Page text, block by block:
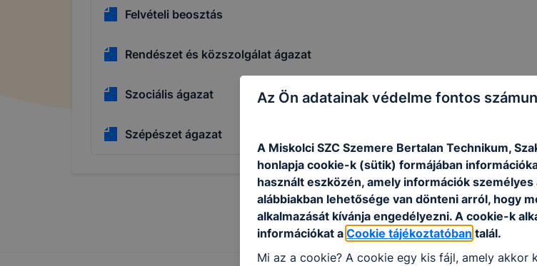
Felvételi beosztás
Rendészet és közszolgálat ágazat
Szociális ágazat
Szépészet ágazat
Az Ön adatainak védelme fontos
A Miskolci SZC Szemere Bertalan Technikum,
honlapja cookie-k (sütik) formájában
használt eszközén, amely információk
alábbiakban lehetősége van dönteni arról, hogy
alkalmazását kívánja engedélyezni. A cookie-k
információkat a Cookie tájékoztatóban talál.
Mi az a cookie? A cookie egy kis fájl, amely akkor